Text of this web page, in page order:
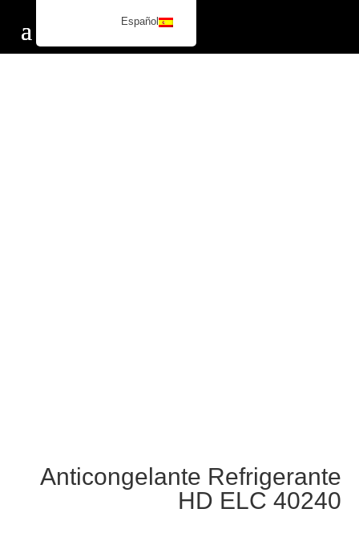
Anticongelante Refrigerante
HD ELC 40240
Español